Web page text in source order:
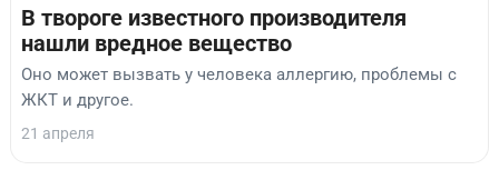
В твороге известного производителя
нашли вредное вещество
Оно может вызвать у человека аллергию, проблемы с
ЖКТ и другое.
21 апреля